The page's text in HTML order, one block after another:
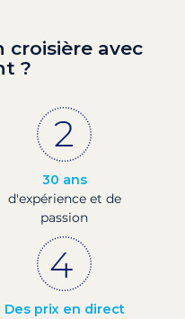
croisière avec
?
30 ans
d'expérience et de
passion
Des prix en direct